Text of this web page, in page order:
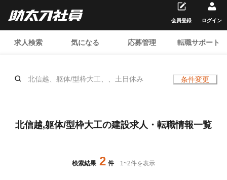
求人検索 気になる 応募管理 転職サポート
会員登録 ログイン
北信越、躯体/型枠大工、、土日休み 条件変更
北信越,躯体/型枠大工の建設求人・転職情報一覧
検索結果 2 件 1~2件を表示